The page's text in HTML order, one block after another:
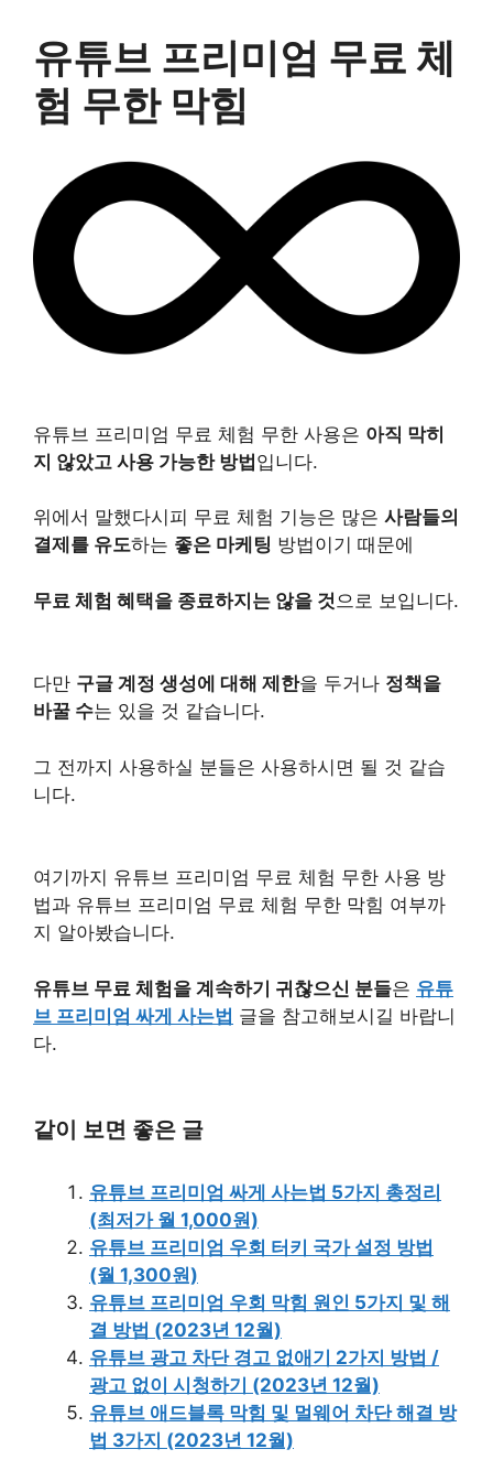
유튜브 프리미엄 무료 체
험 무한 막힘
유튜브 프리미엄 무료 체험 무한 사용은 아직 막히
지 않았고 사용 가능한 방법입니다.
위에서 말했다시피 무료 체험 기능은 많은 사람들의
결제를 유도하는 좋은 마케팅 방법이기 때문에
무료 체험 혜택을 종료하지는 않을 것 으로 보입니다.
다만 구글 계정 생성에 대해 제한을 두거나 정책을
바꿀 수는 있을 것 같습니다.
그 전까지 사용하실 분들은 사용하시면 될 것 같습
니다.
여기까지 유튜브 프리미엄 무료 체험 무한 사용 방
법과 유튜브 프리미엄 무료 체험 무한 막힘 여부까
지 알아봤습니다.
유튜브 무료 체험을 계속하기 귀찮으신 분들은 유튜
브 프리미엄 싸게 사는법 글을 참고해보시길 바랍니
다.
같이 보면 좋은 글
유튜브 프리미엄 싸게 사는법 5가지 총정리
(최저가 월 1,000원)
유튜브 프리미엄 우회 터키 국가 설정 방법
(월 1,300원)
유튜브 프리미엄 우회 막힘 원인 5가지 및 해
결 방법 (2023년 12월)
유튜브 광고 차단 경고 없애기 2가지 방법 /
광고 없이 시청하기 (2023년 12월)
유튜브 애드블록 막힘 및 멀웨어 차단 해결 방
법 3가지 (2023년 12월)